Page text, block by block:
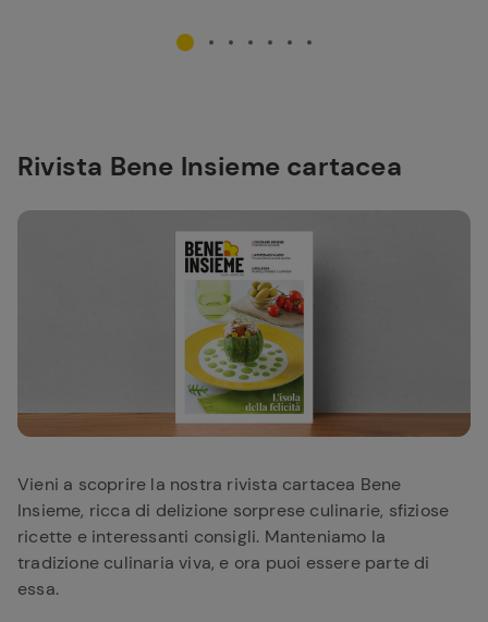
Rivista Bene Insieme cartacea
Vieni a scoprire la nostra rivista cartacea Bene
Insieme, ricca di delizione sorprese culinarie, sfiziose
ricette e interessanti consigli. Manteniamo la
tradizione culinaria viva, e ora puoi essere parte di
essa.